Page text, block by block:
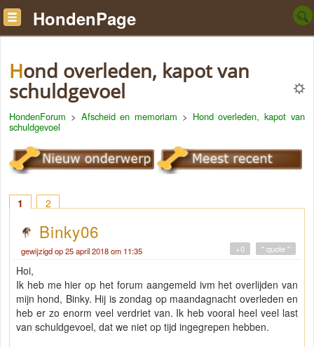
HondenPage
Hond overleden, kapot van
schuldgevoel
HondenForum > Afscheid en memoriam > Hond overleden, kapot van
schuldgevoel
1 2
Binky06
gewijzigd op 25 april 2018 om 11:35 " quote "
+0
Hoi,
Ik heb me hier op het forum aangemeld ivm het overlijden van
mijn hond, Binky. Hij is zondag op maandagnacht overleden en
heb er zo enorm veel verdriet van. Ik heb vooral heel veel last
van schuldgevoel, dat we niet op tijd ingegrepen hebben.